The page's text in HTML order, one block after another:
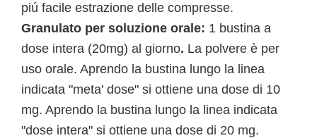
piú facile estrazione delle compresse.
Granulato per soluzione orale: 1 bustina a
dose intera (20mg) al giorno. La polvere è per
uso orale. Aprendo la bustina lungo la linea
indicata "meta' dose" si ottiene una dose di 10
mg. Aprendo la bustina lungo la linea indicata
"dose intera" si ottiene una dose di 20 mg.